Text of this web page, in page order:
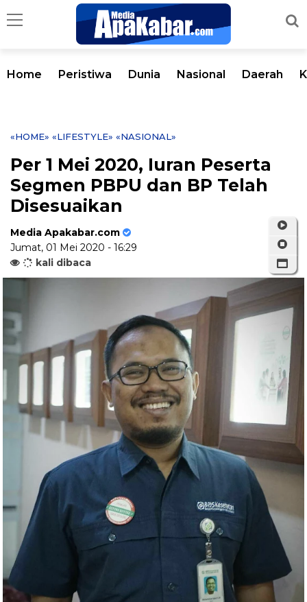
Home Peristiwa Dunia Nasional Daerah
«HOME» «LIFESTYLE» «NASIONAL»
Per 1 Mei 2020, Iuran Peserta
Segmen PBPU dan BP Telah
Disesuaikan
Media Apakabar.com
Jumat, 01 Mei 2020 - 16:29
kali dibaca